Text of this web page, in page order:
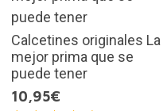
Calcetines originales La
mejor prima que se
puede tener
10,95€